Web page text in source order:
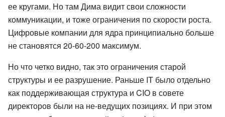
ее кругами. Но там Дима видит свои сложности
коммуникации, и тоже ограничения по скорости роста.
Цифровые компании для ядра принципиально больше
не становятся 20-60-200 максимум.
Но что четко видно, так это ограничения старой
структуры и ее разрушение. Раньше IT было отдельно
как поддерживающая структура и CIO в совете
директоров были на не-ведущих позициях. И при этом